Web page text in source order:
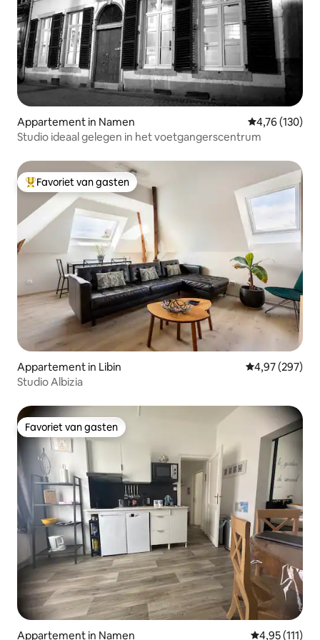
Appartement in Namen Gemiddelde
4,76 (130)
Studio ideaal gelegen in het voetgangerscentrum
Topfavoriet van gasten
Favoriet van gasten
Appartement in Libin Gemiddelde
4,97 (297)
Studio Albizia
Favoriet van gasten
Favoriet van gasten
Appartement in Namen Gemiddelde
4,95 (111)